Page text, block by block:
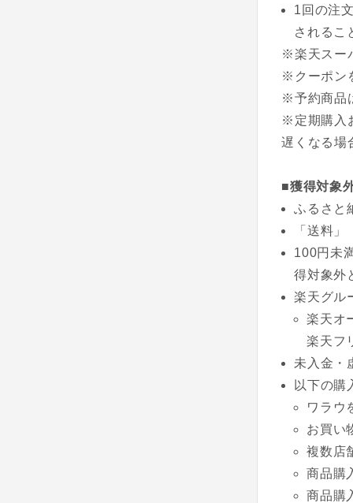
1回の注
されるこ
※楽天スー
※クーポン
※予約商品
※定期購入
遅くなる場
■獲得対象
ふるさと
「送料
100円未
得対象外
楽天グル
楽天オ
楽天フ
未入金・
以下の購
ワラウ
お買い
複数店
商品購
商品購